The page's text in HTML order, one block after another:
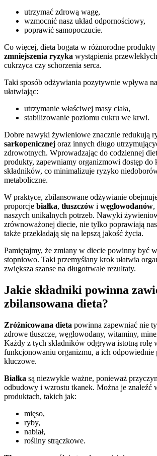
utrzymać zdrową wagę,
wzmocnić nasz układ odpornościowy,
poprawić samopoczucie.
Co więcej, dieta bogata w różnorodne
zmniejszenia ryzyka wystąpienia
cukrzyca czy schorzenia serca.
Taki sposób odżywiania pozytywnie wpływa
ułatwiając:
utrzymanie właściwej masy ciała,
stabilizowanie poziomu cukru we krwi.
Dobre nawyki żywieniowe znacznie redukują
sarkopenicznej oraz innych długo
zdrowotnych. Wprowadzając do codziennej
produkty, zapewniamy organizmowi dostęp do
składników, co minimalizuje ryzyko
metaboliczne.
W praktyce, zbilansowane odżywianie
proporcje białka, tłuszczów i węglowodanów,
naszych unikalnych potrzeb. Nawyki
zrównoważonej diecie, nie tylko poprawiają
także przekładają się na lepszą jakość życia.
Pamiętajmy, że zmiany w diecie powinny być
stopniowo. Taki przemyślany krok ułatwia
zwiększa szanse na długotrwałe rezultaty.
Jakie składniki powinna
zbilansowana dieta?
Zróżnicowana dieta powinna zapewniać nie
zdrowe tłuszcze, węglowodany, witaminy,
Każdy z tych składników odgrywa istotną rolę
funkcjonowaniu organizmu, a ich odpowiednie
kluczowe.
Białka są niezwykle ważne, ponieważ
odbudowy i wzrostu tkanek. Można je znaleźć
produktach, takich jak:
mięso,
ryby,
nabiał,
rośliny strączkowe.